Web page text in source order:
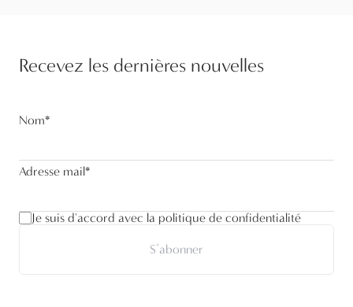
Recevez les dernières nouvelles
Nom*
Adresse mail*
Je suis d'accord avec la politique de confidentialité
S’abonner